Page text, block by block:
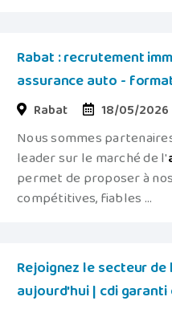
Rabat : recrutement
assurance auto -
Rabat 18/05/2026
Nous sommes
leader sur le marché de l'
permet de proposer à
compétitives, fiables ...
Rejoignez le secteur
aujourd'hui | cdi